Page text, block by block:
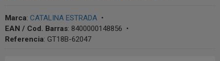
Marca: CATALINA ESTRADA •
EAN / Cod. Barras: 8400000148856 •
Referencia: GT18B-62047